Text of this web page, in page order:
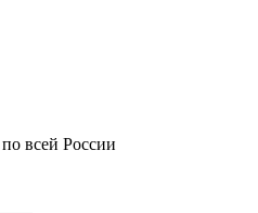
всей России